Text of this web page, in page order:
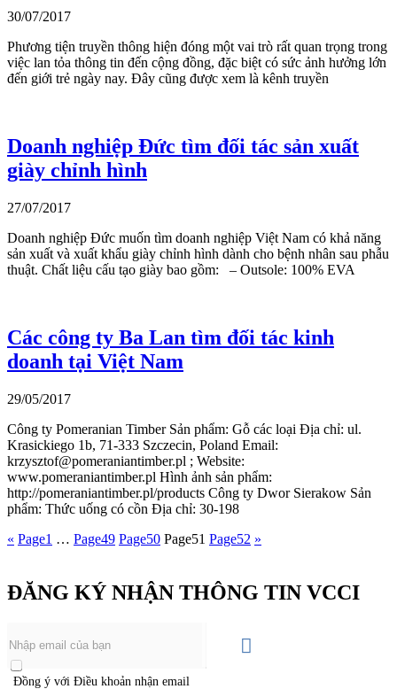
30/07/2017
Phương tiện truyền thông hiện đóng một vai trò rất quan trọng trong
việc lan tỏa thông tin đến cộng đồng, đặc biệt có sức ảnh hưởng lớn
đến giới trẻ ngày nay. Đây cũng được xem là kênh truyền
Doanh nghiệp Đức tìm đối tác sản xuất
giày chỉnh hình
27/07/2017
Doanh nghiệp Đức muốn tìm doanh nghiệp Việt Nam có khả năng
sản xuất và xuất khẩu giày chỉnh hình dành cho bệnh nhân sau phẫu
thuật. Chất liệu cấu tạo giày bao gồm: – Outsole: 100% EVA
Các công ty Ba Lan tìm đối tác kinh
doanh tại Việt Nam
29/05/2017
Công ty Pomeranian Timber Sản phẩm: Gỗ các loại Địa chỉ: ul.
Krasickiego 1b, 71-333 Szczecin, Poland Email:
krzysztof@pomeraniantimber.pl ; Website:
www.pomeraniantimber.pl Hình ảnh sản phẩm:
http://pomeraniantimber.pl/products Công ty Dwor Sierakow Sản
phẩm: Thức uống có cồn Địa chỉ: 30-198
« Page1 … Page49 Page50 Page51 Page52 »
ĐĂNG KÝ NHẬN THÔNG TIN VCCI
Đồng ý với Điều khoản nhận email